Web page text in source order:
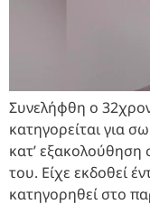
Συνελήφθη ο
κατηγορείται για
κατ’
του. Είχε εκδοθεί
κατηγορηθεί στο